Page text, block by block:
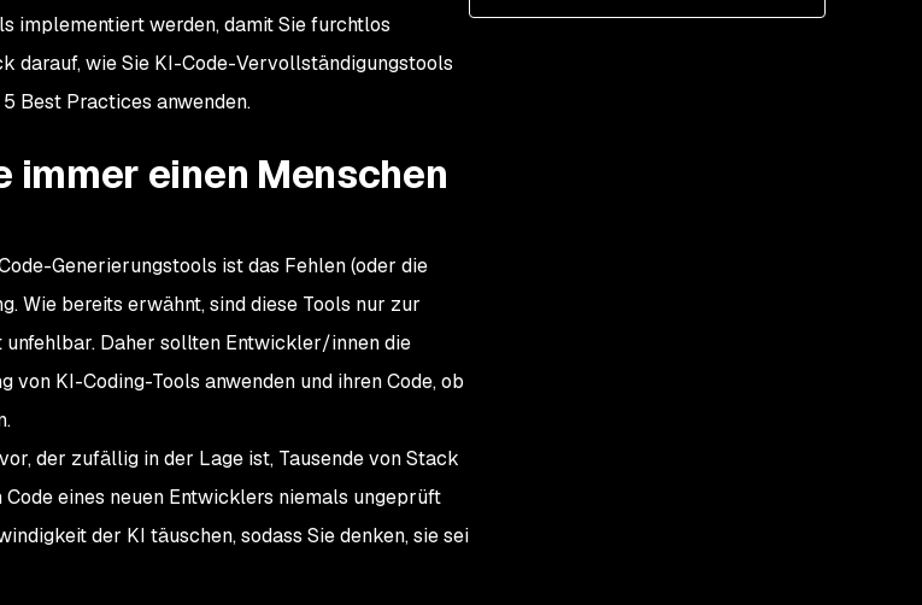
implementiert werden, damit Sie furchtlos
darauf, wie Sie KI-Code-Vervollständigungstools
Best Practices anwenden.
immer einen Menschen
Generierungstools ist das Fehlen (oder die
Wie bereits erwähnt, sind diese Tools nur zur
Daher sollten Entwickler/innen die
KI-Coding-Tools anwenden und ihren Code, ob
der zufällig in der Lage ist, Tausende von Stack
eines neuen Entwicklers niemals ungeprüft
der KI täuschen, sodass Sie denken, sie sei